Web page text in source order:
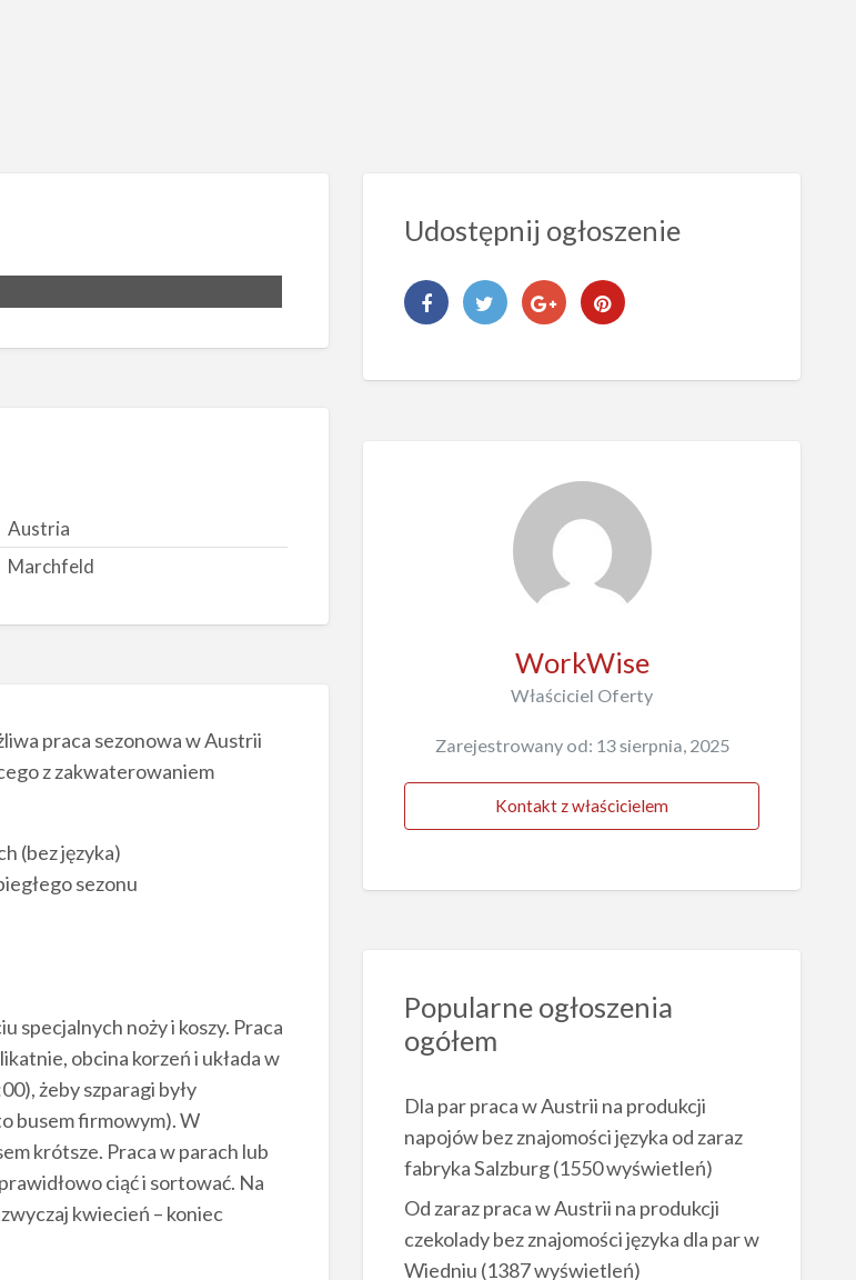
Austria
Marchfeld
praca sezonowa w Austrii
z zakwaterowaniem
(bez języka)
sezonu
specjalnych noży i koszy. Praca
obcina korzeń i układa w
żeby szparagi były
busem firmowym). W
krótsze. Praca w parach lub
ciąć i sortować. Na
kwiecień – koniec
Udostępnij ogłoszenie
WorkWise
Właściciel Oferty
Zarejestrowany od: 13 sierpnia, 2025
Kontakt z właścicielem
Popularne ogłoszenia
ogółem
Dla par praca w Austrii na produkcji
napojów bez znajomości języka od zaraz
fabryka Salzburg(1550 wyświetleń)
Od zaraz praca w Austrii na produkcji
czekolady bez znajomości języka dla par w
Wiedniu (1387 wyświetleń)